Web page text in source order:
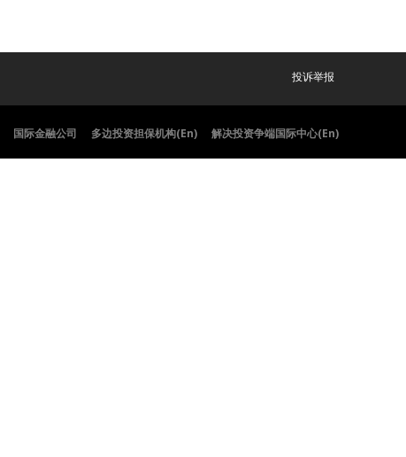
投诉举报
国际金融公司 多边投资担保机构(En) 解决投资争端国际中心(En)